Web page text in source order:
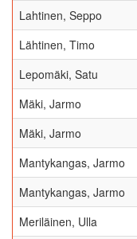
Lahtinen, Seppo
Lähtinen, Timo
Lepomäki, Satu
Mäki, Jarmo
Mäki, Jarmo
Mantykangas, Jarmo
Mantykangas, Jarmo
Meriläinen, Ulla